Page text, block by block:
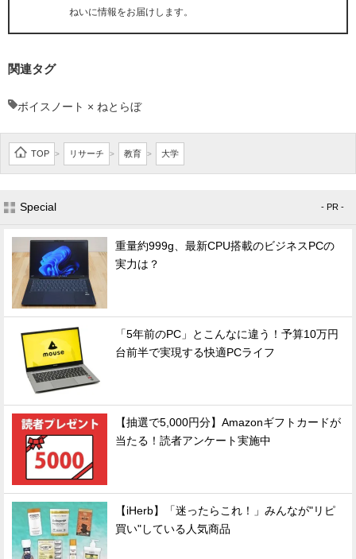
ねいに情報をお届けします。
関連タグ
ボイスノート × ねとらぼ
TOP > リサーチ > 教育 > 大学
Special - PR -
重量約999g、最新CPU搭載のビジネスPCの
実力は？
「5年前のPC」とこんなに違う！予算10万円
台前半で実現する快適PCライフ
【抽選で5,000円分】Amazonギフトカードが
当たる！読者アンケート実施中
【iHerb】「迷ったらこれ！」みんなが"リピ
買い"している人気商品